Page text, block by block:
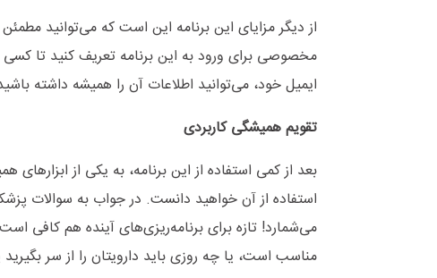
از دیگر مزایای این برنامه این است که می‌توانید
مخصوصی برای ورود به این برنامه تعریف کنید تا
ایمیل خود، می‌توانید اطلاعات آن را همیشه داشته
تقویم همیشگی کاربردی
بعد از کمی استفاده از این برنامه، به یکی از
استفاده از آن خواهید دانست. در جواب به سوالات
می‌شمارد! تازه برای برنامه‌ریزی‌های آینده هم کافی
مناسب است، یا چه روزی باید دارویتان را از سر بگیرید